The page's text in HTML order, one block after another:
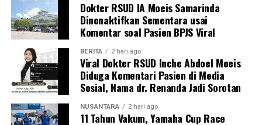
Dokter RSUD IA Moeis Samarinda
Dinonaktifkan Sementara usai
Komentar soal Pasien BPJS Viral
BERITA 2 hari ago
Viral Dokter RSUD Inche Abdoel Moeis
Diduga Komentari Pasien di Media
Sosial, Nama dr. Renanda Jadi Sorotan
NUSANTARA 2 hari ago
11 Tahun Vakum, Yamaha Cup Race